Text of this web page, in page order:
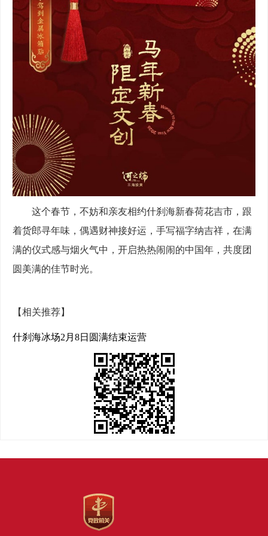
这个春节，不妨和亲友相约什刹海新春荷花吉市，跟
着货郎寻年味，偶遇财神接好运，手写福字纳吉祥，在满
满的仪式感与烟火气中，开启热热闹闹的中国年，共度团
圆美满的佳节时光。
【相关推荐】
什刹海冰场2月8日圆满结束运营